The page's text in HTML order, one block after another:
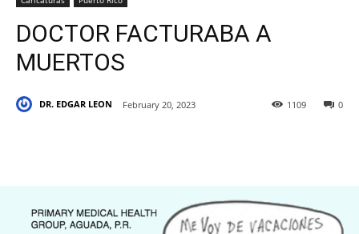
DOCTOR FACTURABA A
MUERTOS
DR. EDGAR LEON February 20, 2023 0
1109